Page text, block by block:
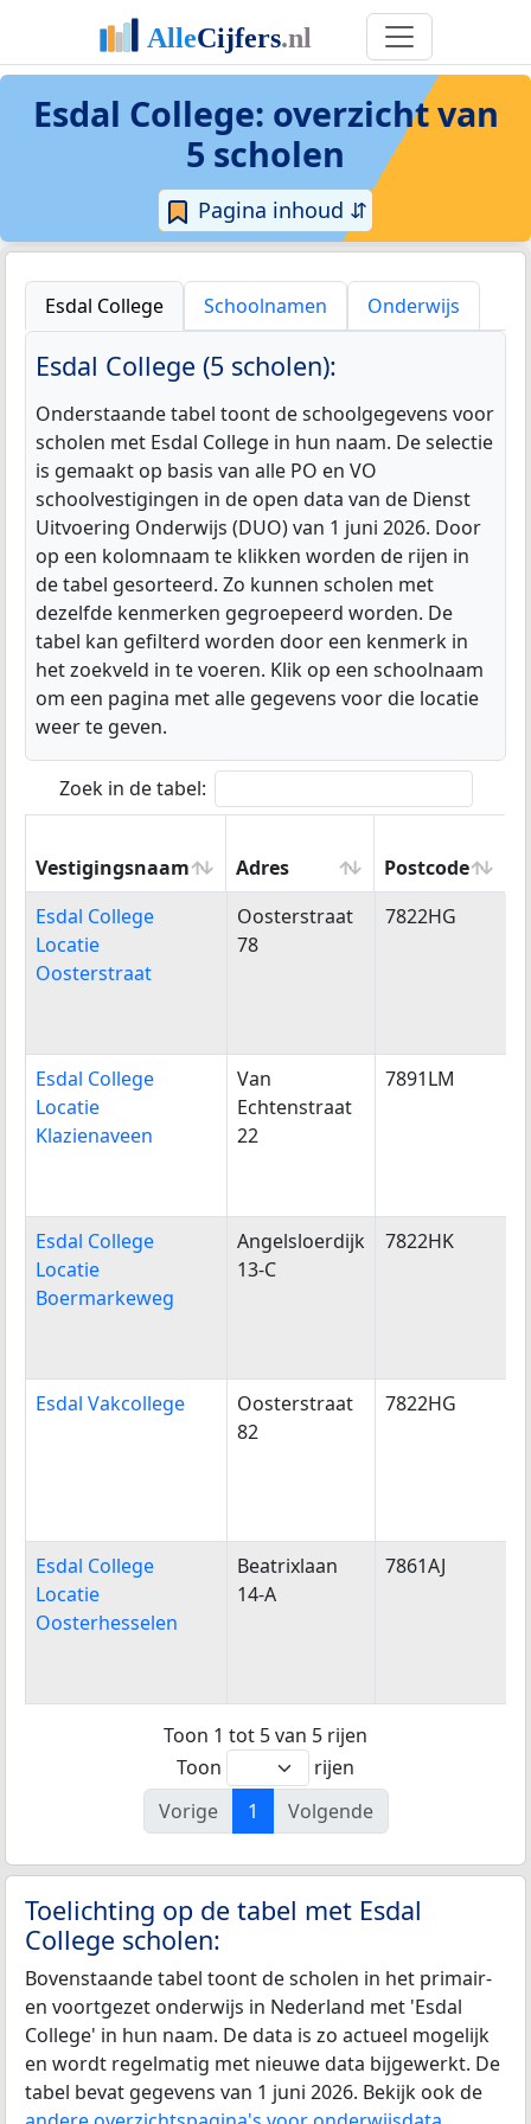
Esdal College: overzicht van
5 scholen
Pagina inhoud ⇵
Esdal College Schoolnamen Onderwijs
Esdal College (5 scholen):
Onderstaande tabel toont de schoolgegevens voor
scholen met Esdal College in hun naam. De selectie
is gemaakt op basis van alle PO en VO
schoolvestigingen in de open data van de Dienst
Uitvoering Onderwijs (DUO) van 1 juni 2026. Door
op een kolomnaam te klikken worden de rijen in
de tabel gesorteerd. Zo kunnen scholen met
dezelfde kenmerken gegroepeerd worden. De
tabel kan gefilterd worden door een kenmerk in
het zoekveld in te voeren. Klik op een schoolnaam
om een pagina met alle gegevens voor die locatie
weer te geven.
Zoek in de tabel:
Vestigingsnaam Adres Postcode
Vestigingsnaam
Adres Postcode
Esdal College
Locatie
Oosterstraat
Oosterstraat
78
7822HG
Esdal College
Locatie
Klazienaveen
Van
Echtenstraat
22
7891LM
Esdal College
Locatie
Boermarkeweg
Angelsloerdijk
13-C
7822HK
Esdal Vakcollege
Oosterstraat
82
7822HG
Esdal College
Locatie
Oosterhesselen
Beatrixlaan
14-A
7861AJ
Toon 1 tot 5 van 5 rijen
Toon
rijen
Vorige
1 Volgende
Toelichting op de tabel met Esdal
College scholen:
Bovenstaande tabel toont de scholen in het primair-
en voortgezet onderwijs in Nederland met 'Esdal
College' in hun naam. De data is zo actueel mogelijk
en wordt regelmatig met nieuwe data bijgewerkt. De
tabel bevat gegevens van 1 juni 2026. Bekijk ook de